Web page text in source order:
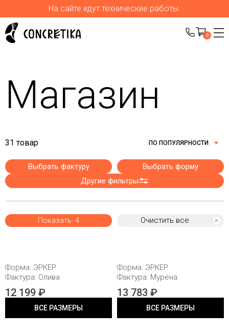
На сайте идут технические работы.
0
Магазин
31 товар ПО ПОПУЛЯРНОСТИ
Выбрать фактуру
Выбрать форму
Другие фильтры
Показать: 4 Очистить все
Форма: ЭРКЕР
Фактура: Олива
12 199 ₽
ВСЕ РАЗМЕРЫ
Форма: ЭРКЕР
Фактура: Мурена
13 783 ₽
ВСЕ РАЗМЕРЫ